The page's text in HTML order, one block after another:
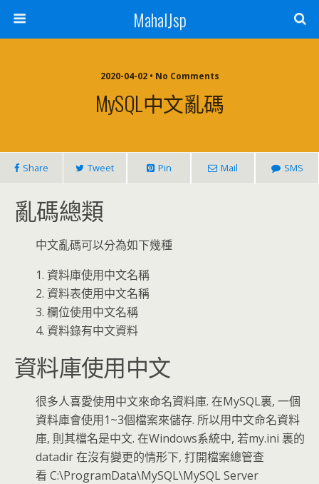
MahalJsp
2020-04-02 • No Comments
MySQL中文亂碼
Share Tweet Pin Mail SMS
亂碼總類
中文亂碼可以分為如下幾種
1. 資料庫使用中文名稱
2. 資料表使用中文名稱
3. 欄位使用中文名稱
4. 資料錄有中文資料
資料庫使用中文
很多人喜愛使用中文來命名資料庫. 在MySQL裏, 一個
資料庫會使用1~3個檔案來儲存. 所以用中文命名資料
庫, 則其檔名是中文. 在Windows系統中, 若my.ini 裏的
datadir 在沒有變更的情形下, 打開檔案總管查
看 C:\ProgramData\MySQL\MySQL Server